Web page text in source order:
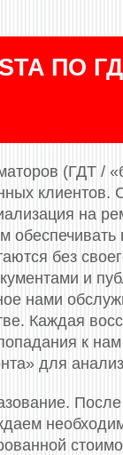
ПО
(ГДТ /
на
без
и
нами
Каждая
к
для